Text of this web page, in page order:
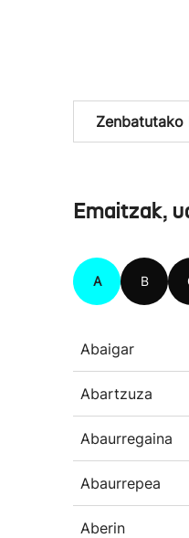
Zenbatutako
Emaitzak,
A B
Abaigar
Abartzuza
Abaurregaina
Abaurrepea
Aberin